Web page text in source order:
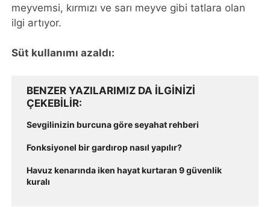
meyvemsi, kırmızı ve sarı meyve gibi tatlara olan
ilgi artıyor.
Süt kullanımı azaldı:
BENZER YAZILARIMIZ DA ILGINIZI
ÇEKEBILIR
Sevgilinizin burcuna göre seyahat rehberi
Fonksiyonel bir gardırop nasıl yapılır?
Havuz kenarında iken hayat kurtaran 9 güvenlik
kuralı